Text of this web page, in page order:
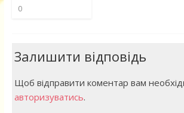
0
Залишити відповідь
Щоб відправити коментар вам
авторизуватись.